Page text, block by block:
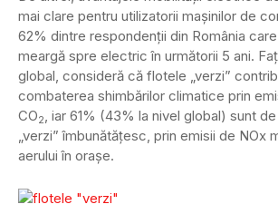
mai clare pentru utilizatorii maşinilor de
62% dintre respondenţii din România
meargă spre electric în următorii 5 ani.
global, consideră că flotele „verzi”
combaterea shimbărilor climatice prin
CO2, iar 61% (43% la nivel global) sunt
„verzi” îmbunătăţesc, prin emisii de NOx
aerului în oraşe.